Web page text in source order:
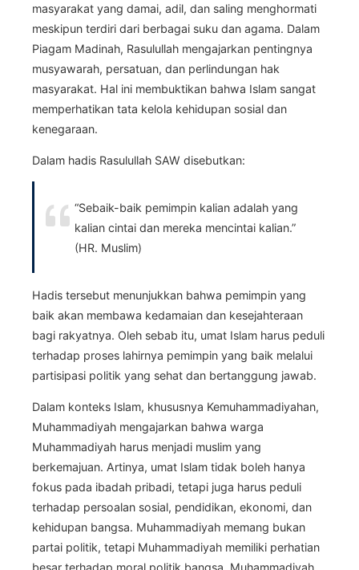
masyarakat yang damai, adil, dan saling menghormati
meskipun terdiri dari berbagai suku dan agama. Dalam
Piagam Madinah, Rasulullah mengajarkan pentingnya
musyawarah, persatuan, dan perlindungan hak
masyarakat. Hal ini membuktikan bahwa Islam sangat
memperhatikan tata kelola kehidupan sosial dan
kenegaraan.
Dalam hadis Rasulullah SAW disebutkan:
“Sebaik-baik pemimpin kalian adalah yang
kalian cintai dan mereka mencintai kalian.”
(HR. Muslim)
Hadis tersebut menunjukkan bahwa pemimpin yang
baik akan membawa kedamaian dan kesejahteraan
bagi rakyatnya. Oleh sebab itu, umat Islam harus peduli
terhadap proses lahirnya pemimpin yang baik melalui
partisipasi politik yang sehat dan bertanggung jawab.
Dalam konteks Islam, khususnya Kemuhammadiyahan,
Muhammadiyah mengajarkan bahwa warga
Muhammadiyah harus menjadi muslim yang
berkemajuan. Artinya, umat Islam tidak boleh hanya
fokus pada ibadah pribadi, tetapi juga harus peduli
terhadap persoalan sosial, pendidikan, ekonomi, dan
kehidupan bangsa. Muhammadiyah memang bukan
partai politik, tetapi Muhammadiyah memiliki perhatian
besar terhadap moral politik bangsa. Muhammadiyah